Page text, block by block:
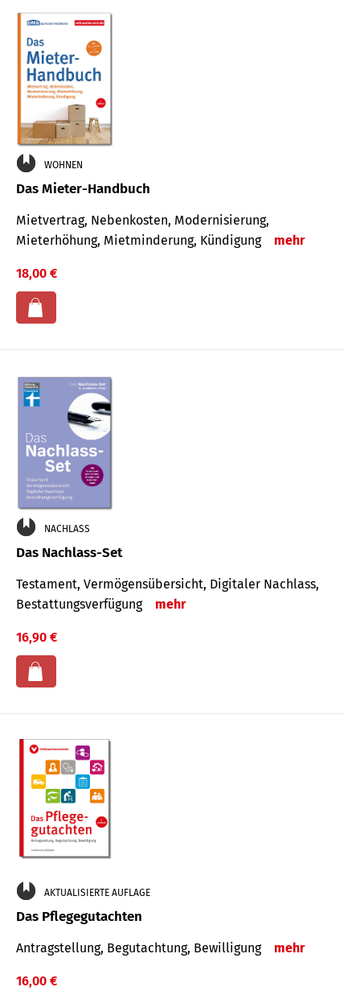
WOHNEN
Das Mieter-Handbuch
Mietvertrag, Nebenkosten, Modernisierung,
Mieterhöhung, Mietminderung, Kündigung
mehr
18,00 €
NACHLASS
Das Nachlass-Set
Testament, Vermögens­übersicht, Digitaler Nach­lass,
Bestat­tungs­ver­fügung
mehr
16,90 €
AKTUALISIERTE AUFLAGE
Das Pflegegutachten
Antragstellung, Begutachtung, Bewilligung mehr
16,00 €